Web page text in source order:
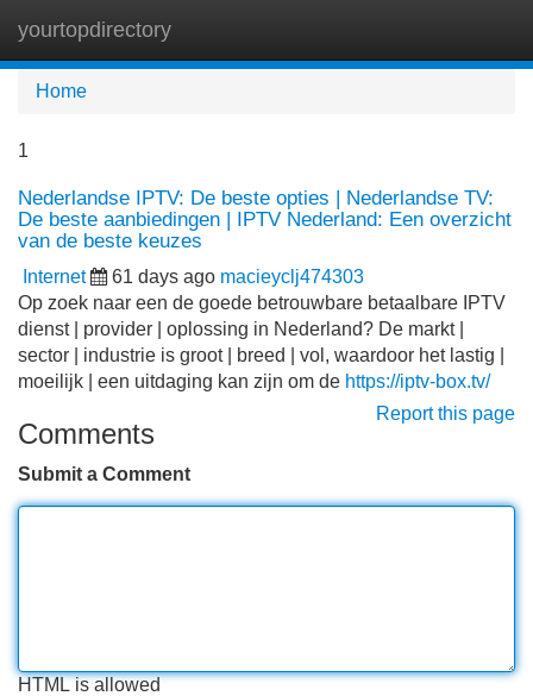
yourtopdirectory
Home
1
Nederlandse IPTV: De beste opties | Nederlandse TV:
De beste aanbiedingen | IPTV Nederland: Een overzicht
van de beste keuzes
Internet 61 days ago macieyclj474303
Op zoek naar een de goede betrouwbare betaalbare IPTV
dienst | provider | oplossing in Nederland? De markt |
sector | industrie is groot | breed | vol, waardoor het lastig |
moeilijk | een uitdaging kan zijn om de https://iptv-box.tv/
Report this page
Comments
Submit a Comment
HTML is allowed